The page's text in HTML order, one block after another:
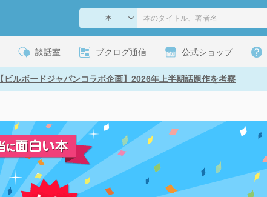
談話室 ブクログ通信 公式ショップ
【ビルボードジャパンコラボ企画】2026年上半期話題作を考察